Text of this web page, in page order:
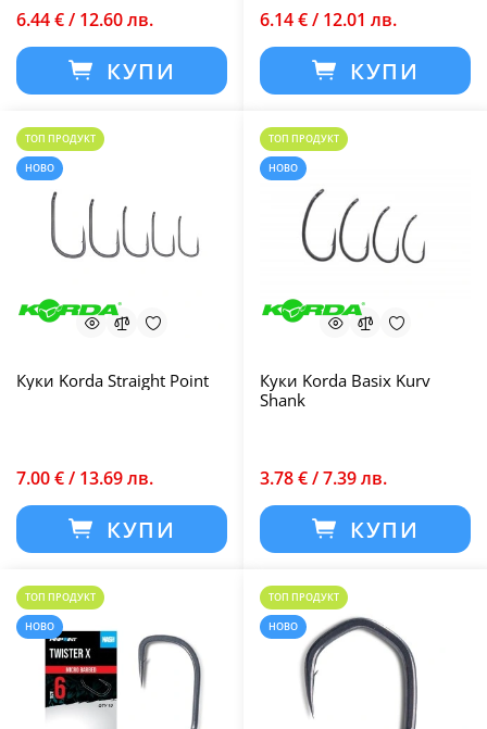
6.44 € / 12.60 лв.
КУПИ
6.14 € / 12.01 лв.
КУПИ
ТОП ПРОДУКТ
НОВО
Куки Korda Straight Point
7.00 € / 13.69 лв.
КУПИ
ТОП ПРОДУКТ
НОВО
Куки Korda Basix Kurv
Shank
3.78 € / 7.39 лв.
КУПИ
ТОП ПРОДУКТ
НОВО
ТОП ПРОДУКТ
НОВО